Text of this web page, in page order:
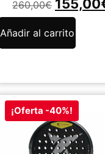
260,00€ 155,00
Añadir al carrito
¡Oferta -40%!